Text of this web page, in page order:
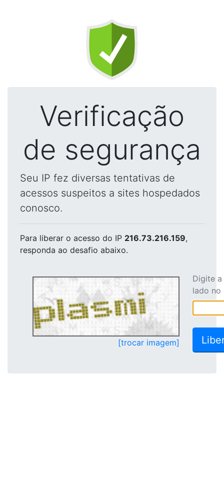
Verificação
de segurança
Seu IP fez diversas tentativas de
acessos suspeitos a sites hospedados
conosco.
Para liberar o acesso do IP 216.73.216.159,
responda ao desafio abaixo.
[trocar imagem]
Digite
lado no